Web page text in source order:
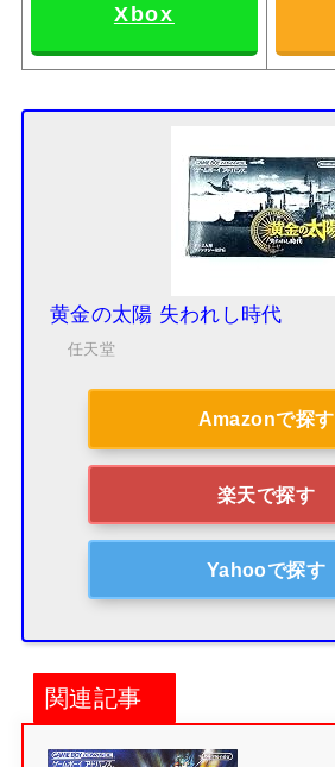
Xbox
黄金の太陽 失われし時代
任天堂
Amazonで探す
楽天で探す
Yahooで探す
関連記事